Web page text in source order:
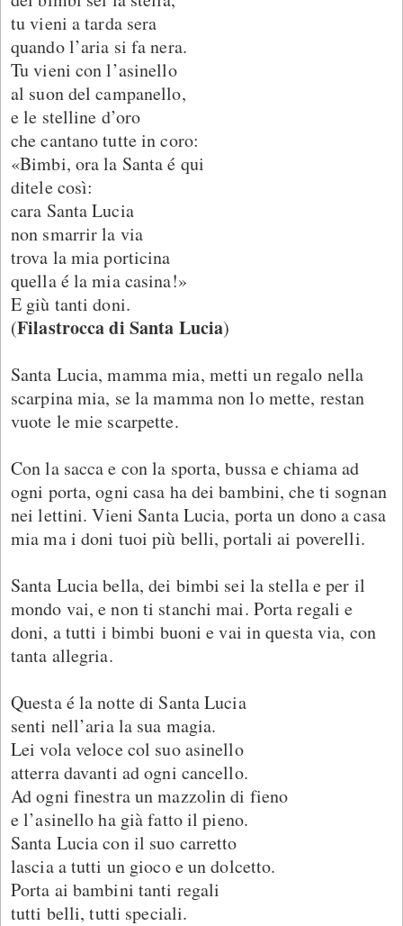
tu vieni a tarda sera
quando l’aria si fa nera.
Tu vieni con l’asinello
al suon del campanello,
e le stelline d’oro
che cantano tutte in coro:
«Bimbi, ora la Santa é qui
ditele così:
cara Santa Lucia
non smarrir la via
trova la mia porticina
quella é la mia casina!»
E giù tanti doni.
(Filastrocca di Santa Lucia)
Santa Lucia, mamma mia, metti un regalo nella
scarpina mia, se la mamma non lo mette, restan
vuote le mie scarpette.
Con la sacca e con la sporta, bussa e chiama ad
ogni porta, ogni casa ha dei bambini, che ti sognan
nei lettini. Vieni Santa Lucia, porta un dono a casa
mia ma i doni tuoi più belli, portali ai poverelli.
Santa Lucia bella, dei bimbi sei la stella e per il
mondo vai, e non ti stanchi mai. Porta regali e
doni, a tutti i bimbi buoni e vai in questa via, con
tanta allegria.
Questa é la notte di Santa Lucia
senti nell’aria la sua magia.
Lei vola veloce col suo asinello
atterra davanti ad ogni cancello.
Ad ogni finestra un mazzolin di fieno
e l’asinello ha già fatto il pieno.
Santa Lucia con il suo carretto
lascia a tutti un gioco e un dolcetto.
Porta ai bambini tanti regali
tutti belli, tutti speciali.